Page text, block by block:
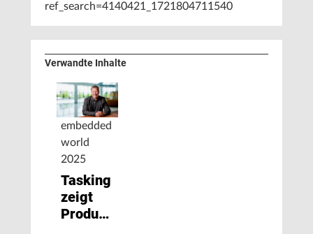
ref_search=4140421_1721804711540
Verwandte Inhalte
embedded
world
2025
Tasking
zeigt
Produktportfolio